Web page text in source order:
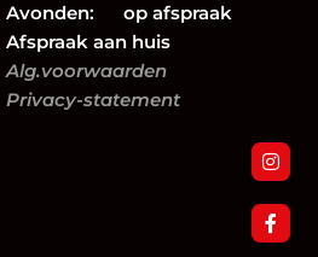
Avonden: op afspraak
Afspraak aan huis
Alg.voorwaarden
Privacy-statement